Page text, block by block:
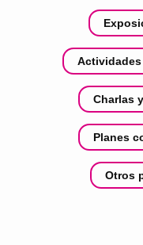
Charlas
Planes
Otros